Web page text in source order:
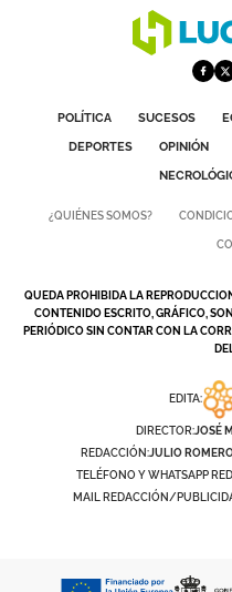
POLÍTICA SUCESOS
DEPORTES
OPINIÓN
¿QUIÉNES SOMOS?
QUEDA PROHIBIDA LA
CONTENIDO ESCRITO, GRÁFICO,
PERIÓDICO SIN CONTAR CON LA
EDITA:
DIRECTOR:JOSÉ
REDACCIÓN:JULIO
TELÉFONO Y WHATSAPP
MAIL REDACCIÓN/